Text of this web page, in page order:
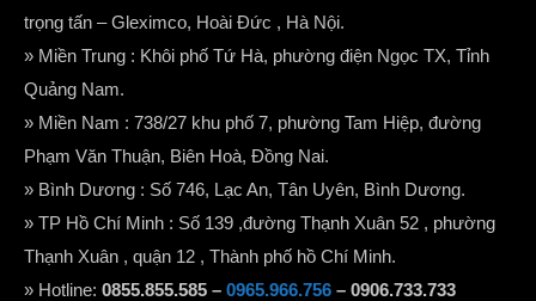
trọng tấn – Gleximco, Hoài Đức , Hà Nội.
» Miền Trung : Khôi phố Tứ Hà, phường điện Ngọc TX, Tỉnh
Quảng Nam.
» Miền Nam : 738/27 khu phố 7, phường Tam Hiệp, đường
Phạm Văn Thuận, Biên Hoà, Đồng Nai.
» Bình Dương : Số 746, Lạc An, Tân Uyên, Bình Dương.
» TP Hồ Chí Minh : Số 139 ,đường Thạnh Xuân 52 , phường
Thạnh Xuân , quận 12 , Thành phố hồ Chí Minh.
» Hotline: 0855.855.585 – 0965.966.756 – 0906.733.733